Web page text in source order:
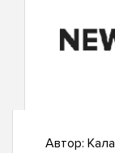
Автор: